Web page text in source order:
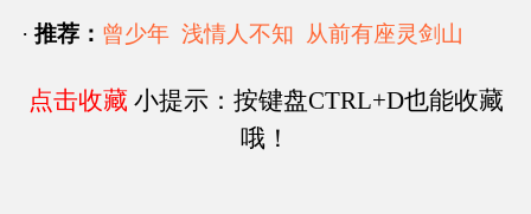
· 推荐： 曾少年 浅情人不知 从前有座灵剑山
点击收藏 小提示：按键盘CTRL+D也能收藏
哦！